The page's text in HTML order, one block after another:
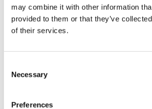
may combine it with other information
provided to them or that they’ve
of their services.
Selection
Necessary
Preferences
Hetgouden uurvoor
à 2 uur voor zonsondergang) is
warme tinten die de rode
groene vegetatie prachtig doen
zon zakt in de winter rond 18.00